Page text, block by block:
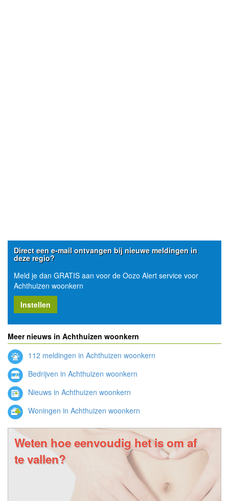
Direct een e-mail ontvangen bij nieuwe meldingen in
deze regio?
Meld je dan GRATIS aan voor de Oozo Alert service voor
Achthuizen woonkern
Instellen
Meer nieuws in Achthuizen woonkern
112 meldingen in Achthuizen woonkern
Bedrijven in Achthuizen woonkern
Nieuws in Achthuizen woonkern
Woningen in Achthuizen woonkern
Weten hoe eenvoudig het is om af
te vallen?